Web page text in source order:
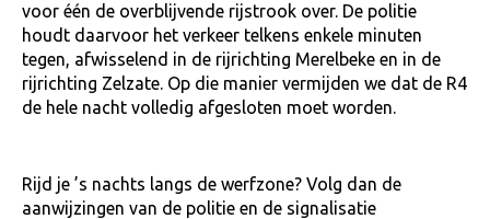
voor één de overblijvende rijstrook over. De politie
houdt daarvoor het verkeer telkens enkele minuten
tegen, afwisselend in de rijrichting Merelbeke en in de
rijrichting Zelzate. Op die manier vermijden we dat de R4
de hele nacht volledig afgesloten moet worden.
Rijd je ’s nachts langs de werfzone? Volg dan de
aanwijzingen van de politie en de signalisatie